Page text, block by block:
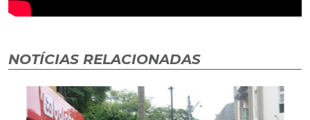
NOTÍCIAS RELACIONADAS